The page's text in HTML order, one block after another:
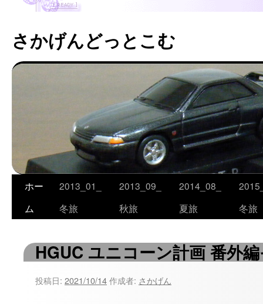
さかげんどっとこむ
コ
ン
ホー
ム
2013_01_
冬旅
2013_09_
秋旅
2014_08_
夏旅
冬旅
HGUC ユニコーン計画 番外
投稿日: 2021/10/14作成者: さかげん